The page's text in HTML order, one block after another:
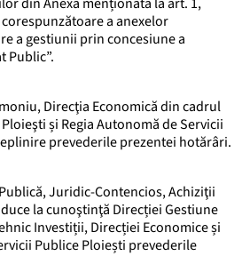
a anexelor
a gestiunii prin concesiune a
Public”.
Direcţia Economică din cadrul
și Regia Autonomă de Servicii
prevederile prezentei hotărâri.
Juridic-Contencios, Achiziţii
la cunoştinţă Direcției Gestiune
Investiții, Direcției Economice și
Publice Ploiești prevederile